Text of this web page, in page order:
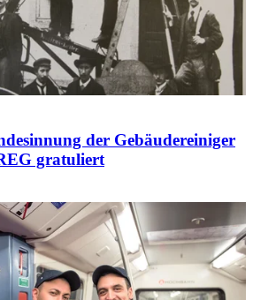
der Gebäudereiniger
gratuliert